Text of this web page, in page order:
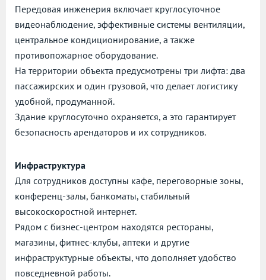
Передовая инженерия включает круглосуточное
видеонаблюдение, эффективные системы вентиляции,
центральное кондиционирование, а также
противопожарное оборудование.
На территории объекта предусмотрены три лифта: два
пассажирских и один грузовой, что делает логистику
удобной, продуманной.
Здание круглосуточно охраняется, а это гарантирует
безопасность арендаторов и их сотрудников.
Инфраструктура
Для сотрудников доступны кафе, переговорные зоны,
конференц-залы, банкоматы, стабильный
высокоскоростной интернет.
Рядом с бизнес-центром находятся рестораны,
магазины, фитнес-клубы, аптеки и другие
инфраструктурные объекты, что дополняет удобство
повседневной работы.